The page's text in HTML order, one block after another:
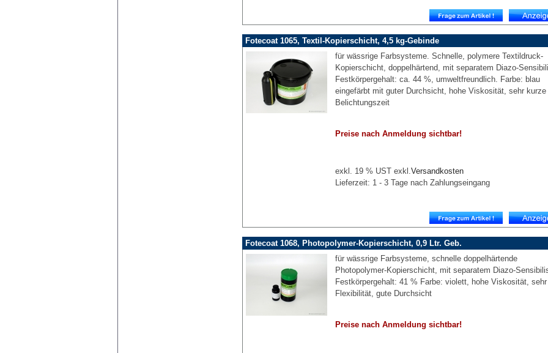
Fotecoat 1065, Textil-Kopierschicht, 4,5 kg-Gebinde
für wässrige Farbsysteme. Schnelle, polymere Textildruck-
Kopierschicht, doppelhärtend, mit separatem Diazo-
Festkörpergehalt: ca. 44 %, umweltfreundlich. Farbe: blau
eingefärbt mit guter Durchsicht, hohe Viskosität, sehr kurze
Belichtungszeit
Preise nach Anmeldung sichtbar!
exkl. 19 % UST exkl. Versandkosten
Lieferzeit: 1 - 3 Tage nach Zahlungseingang
Fotecoat 1068, Photopolymer-Kopierschicht, 0,9 Ltr. Geb.
für wässrige Farbsysteme, schnelle doppelhärtende
Photopolymer-Kopierschicht, mit separatem Diazo-
Festkörpergehalt: 41 % Farbe: violett, hohe Viskosität,
Flexibilität, gute Durchsicht
Preise nach Anmeldung sichtbar!